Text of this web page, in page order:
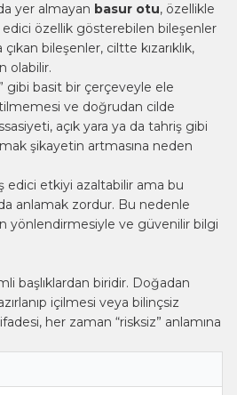
yer almayan basur otu, özellikle
edici özellik gösterebilen bileşenler
bileşenler, ciltte kızarıklık,
olabilir.
gibi basit bir çerçeveyle ele
ve doğrudan cilde
açık yara ya da tahriş gibi
şikayetin artmasına neden
edici etkiyi azaltabilir ama bu
anlamak zordur. Bu nedenle
yönlendirmesiyle ve güvenilir bilgi
başlıklardan biridir. Doğadan
içilmesi veya bilinçsiz
her zaman “risksiz” anlamına